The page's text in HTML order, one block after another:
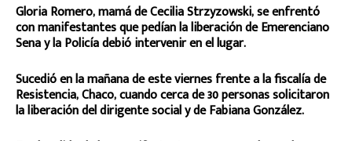
Gloria Romero, mamá de Cecilia Strzyzowski, se enfrentó
con manifestantes que pedían la liberación de Emerenciano
Sena y la Policía debió intervenir en el lugar.
Sucedió en la mañana de este viernes frente a la fiscalía de
Resistencia, Chaco, cuando cerca de 30 personas solicitaron
la liberación del dirigente social y de Fabiana González.